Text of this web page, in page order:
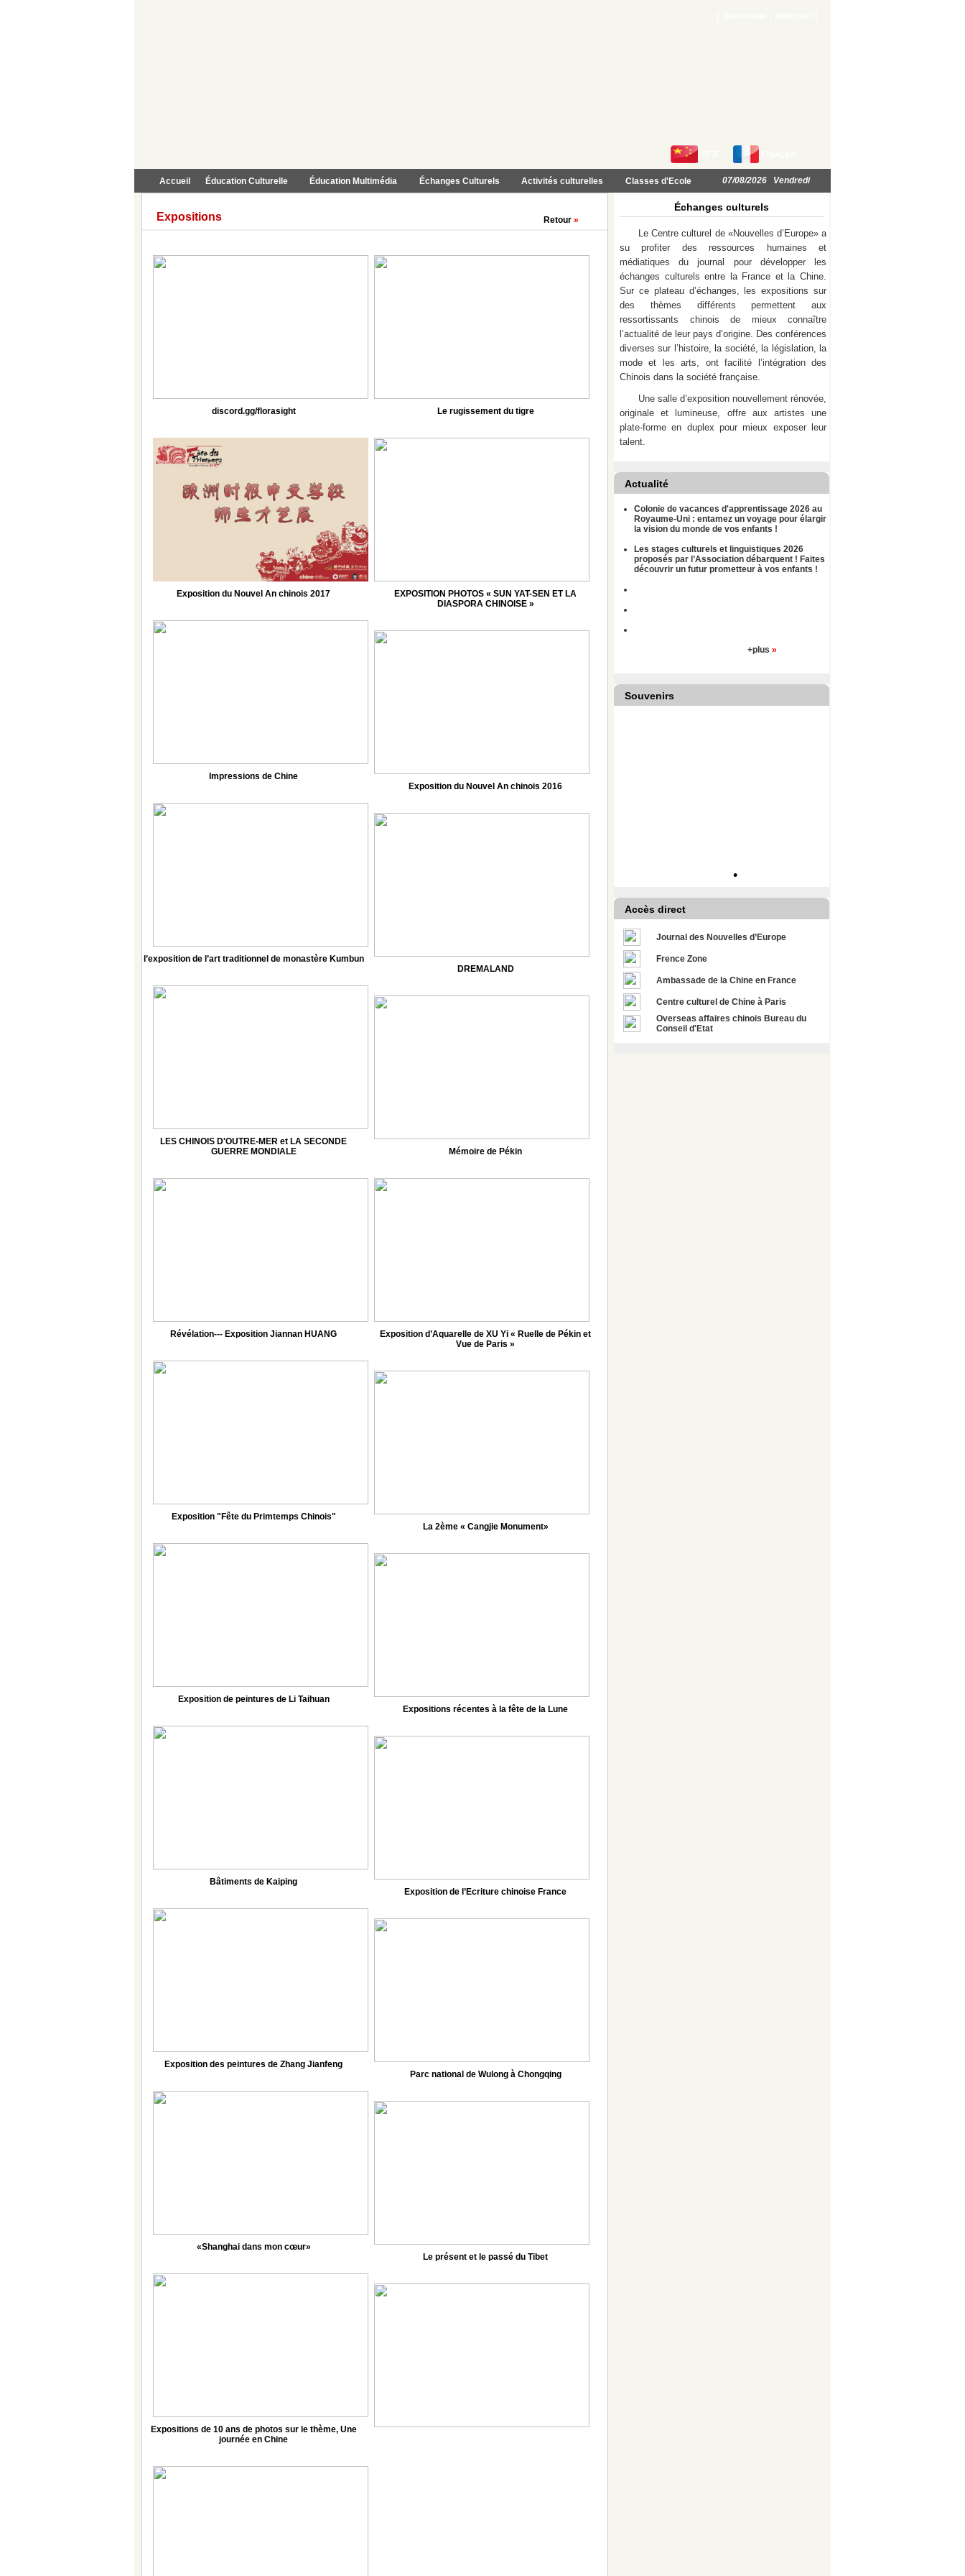
Accueil Éducation Culturelle Éducation Multimédia Échanges Culturels Activités culturelles Classes d'Ecole 07/08/2026 Vendredi
Expositions Retour »
discord.gg/florasight
Exposition du Nouvel An chinois 2017
Impressions de Chine
l’exposition de l’art traditionnel de monastère Kumbun
LES CHINOIS D'OUTRE-MER et LA SECONDE
GUERRE MONDIALE
Révélation--- Exposition Jiannan HUANG
Exposition "Fête du Primtemps Chinois"
Exposition de peintures de Li Taihuan
Bâtiments de Kaiping
Exposition des peintures de Zhang Jianfeng
«Shanghai dans mon cœur»
Expositions de 10 ans de photos sur le thème, Une
journée en Chine
Le rugissement du tigre
EXPOSITION PHOTOS « SUN YAT-SEN ET LA
DIASPORA CHINOISE »
Exposition du Nouvel An chinois 2016
DREMALAND
Mémoire de Pékin
Exposition d’Aquarelle de XU Yi « Ruelle de Pékin et
Vue de Paris »
La 2ème « Cangjie Monument»
Expositions récentes à la fête de la Lune
Exposition de l’Ecriture chinoise France
Parc national de Wulong à Chongqing
Le présent et le passé du Tibet
Échanges culturels
Le Centre culturel de «Nouvelles d’Europe» a
su profiter des ressources humaines et
médiatiques du journal pour développer les
échanges culturels entre la France et la Chine.
Sur ce plateau d’échanges, les expositions sur
des thèmes différents permettent aux
ressortissants chinois de mieux connaître
l’actualité de leur pays d’origine. Des conférences
diverses sur l’histoire, la société, la législation, la
mode et les arts, ont facilité l’intégration des
Chinois dans la société française.
Une salle d’exposition nouvellement rénovée,
originale et lumineuse, offre aux artistes une
plate-forme en duplex pour mieux exposer leur
talent.
Actualité
Colonie de vacances d'apprentissage 2026 au
Royaume-Uni : entamez un voyage pour élargir
la vision du monde de vos enfants !
Les stages culturels et linguistiques 2026
proposés par l’Association débarquent ! Faites
découvrir un futur prometteur à vos enfants !
+plus »
Souvenirs
•
Accès direct
Journal des Nouvelles d’Europe
Frence Zone
Ambassade de la Chine en France
Centre culturel de Chine à Paris
Overseas affaires chinois Bureau du
Conseil d'Etat